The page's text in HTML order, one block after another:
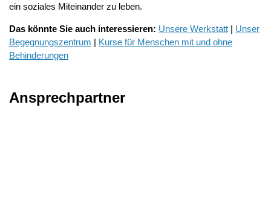
ein soziales Miteinander zu leben.
Das könnte Sie auch interessieren: Unsere Werkstatt | Unser
Begegnungszentrum | Kurse für Menschen mit und ohne
Behinderungen
Ansprechpartner